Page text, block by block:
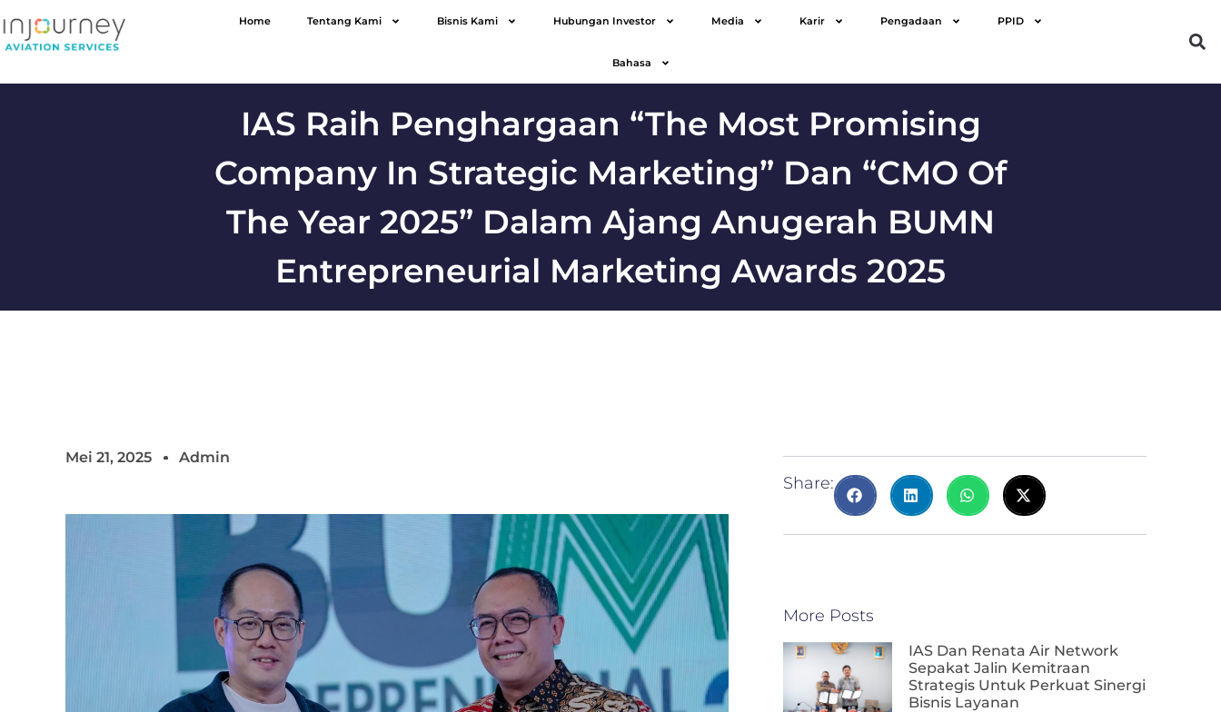
Home Tentang Kami Bisnis Kami Hubungan Investor Media Karir Pengadaan PPID
Bahasa
IAS Raih Penghargaan “The Most Promising
Company In Strategic Marketing” Dan “CMO Of
The Year 2025” Dalam Ajang Anugerah BUMN
Entrepreneurial Marketing Awards 2025
Mei 21, 2025 Admin
Share:
More Posts
IAS Dan Renata Air Network
Sepakat Jalin Kemitraan
Strategis Untuk Perkuat Sinergi
Bisnis Layanan